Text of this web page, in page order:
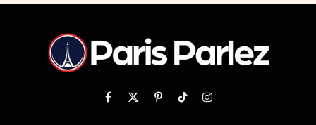
Facebook
X
PinterestTikTokInstagram